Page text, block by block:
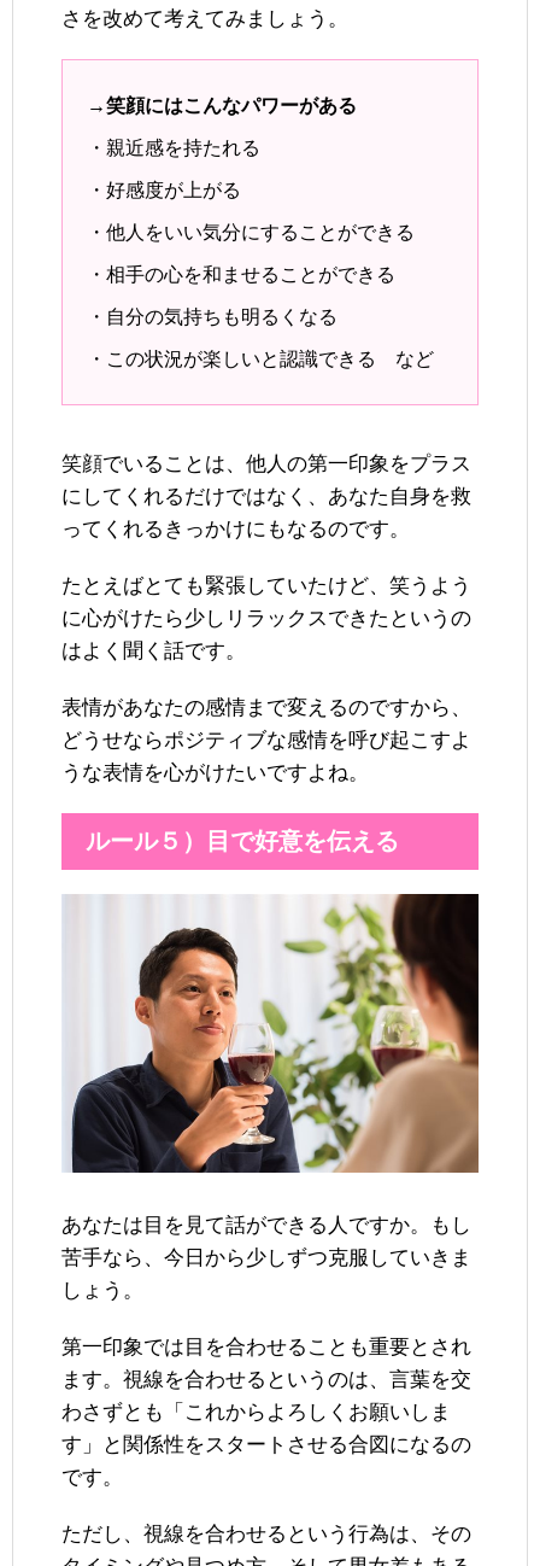
さを改めて考えてみましょう。
→笑顔にはこんなパワーがある
・親近感を持たれる
・好感度が上がる
・他人をいい気分にすることができる
・相手の心を和ませることができる
・自分の気持ちも明るくなる
・この状況が楽しいと認識できる など
笑顔でいることは、他人の第一印象をプラス
にしてくれるだけではなく、あなた自身を救
ってくれるきっかけにもなるのです。
たとえばとても緊張していたけど、笑うよう
に心がけたら少しリラックスできたというの
はよく聞く話です。
表情があなたの感情まで変えるのですから、
どうせならポジティブな感情を呼び起こすよ
うな表情を心がけたいですよね。
ルール５）目で好意を伝える
あなたは目を見て話ができる人ですか。もし
苦手なら、今日から少しずつ克服していきま
しょう。
第一印象では目を合わせることも重要とされ
ます。視線を合わせるというのは、言葉を交
わさずとも「これからよろしくお願いしま
す」と関係性をスタートさせる合図になるの
です。
ただし、視線を合わせるという行為は、その